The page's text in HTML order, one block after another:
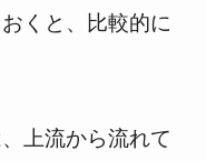
くと、比較的に
上流から流れて